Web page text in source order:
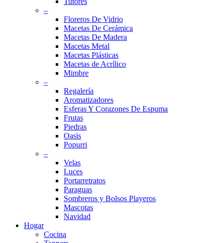
–
Floreros De Vidrio
Macetas De Cerámica
Macetas De Madera
Macetas Metal
Macetas Plásticas
Macetas de Acrílico
Mimbre
–
Regalería
Aromatizadores
Esferas Y Corazones De Espuma
Frutas
Piedras
Oasis
Popurri
–
Velas
Luces
Portarretratos
Paraguas
Sombreros y Bolsos Playeros
Mascotas
Navidad
Hogar
Cocina